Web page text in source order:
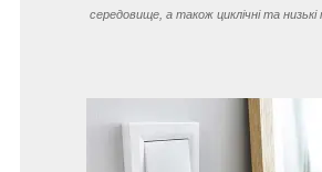
середовище, а також циклічні та